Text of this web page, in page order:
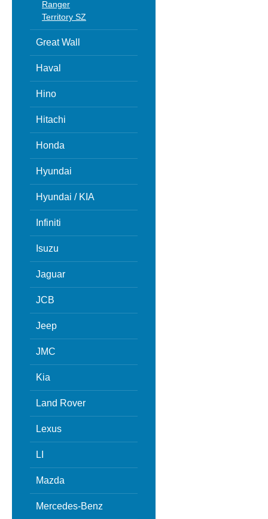
Ranger
Territory SZ
Great Wall
Haval
Hino
Hitachi
Honda
Hyundai
Hyundai / KIA
Infiniti
Isuzu
Jaguar
JCB
Jeep
JMC
Kia
Land Rover
Lexus
LI
Mazda
Mercedes-Benz